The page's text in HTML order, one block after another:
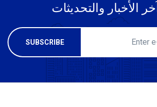
الأخبار والتحديثات